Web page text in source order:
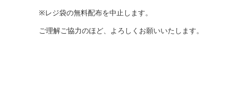
※レジ袋の無料配布を中止します。
ご理解ご協力のほど、よろしくお願いいたします。